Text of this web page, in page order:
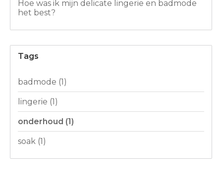
Hoe was ik mijn delicate lingerie en badmode
het best?
Tags
badmode (1)
lingerie (1)
onderhoud (1)
soak (1)